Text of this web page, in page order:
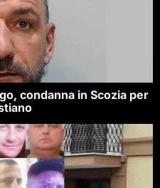
condanna in Scozia per